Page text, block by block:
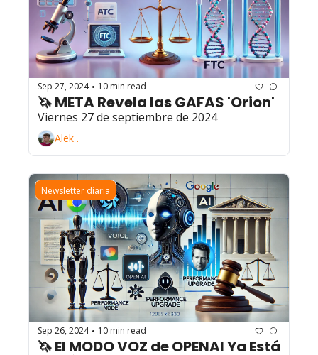
Sep 27, 2024 • 10 min read
🦄 META Revela las GAFAS 'Orion'
Viernes 27 de septiembre de 2024
Alek .
Newsletter diaria
Sep 26, 2024 • 10 min read
🦄 El MODO VOZ de OPENAI Ya Está